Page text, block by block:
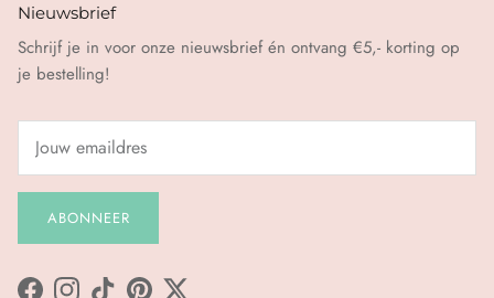
Nieuwsbrief
Schrijf je in voor onze nieuwsbrief én ontvang €5,- korting op
je bestelling!
ABONNEER